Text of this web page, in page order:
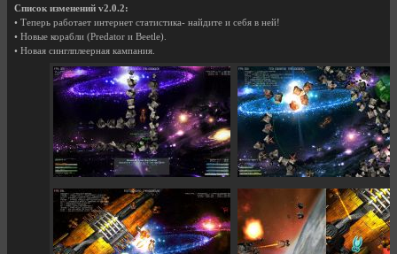
Список изменений v2.0.2:
• Теперь работает интернет статистика- найдите и себя в ней!
• Новые корабли (Predator и Beetle).
• Новая синглплеерная кампания.